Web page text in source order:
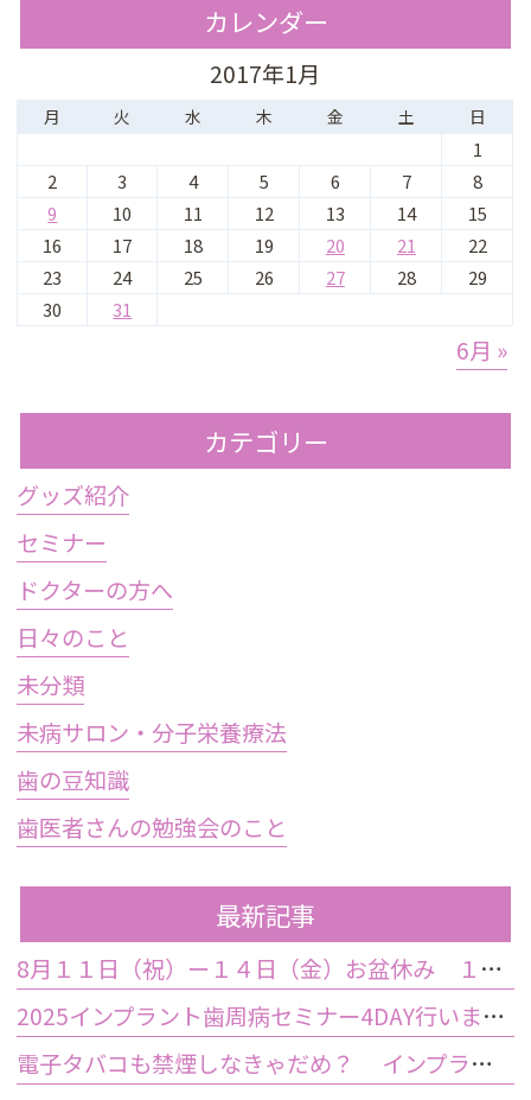
カレンダー
2017年1月
月 火 水 木 金 土 日
1
2
3 4 5 6 7
8
9
10 11 12 13 14
15
16
17 18 19 20 21
22
23
24 25 26 27 28
29
30
31
6月 »
カテゴリー
グッズ紹介
セミナー
ドクターの方へ
日々のこと
未分類
未病サロン・分子栄養療法
歯の豆知識
歯医者さんの勉強会のこと
最新記事
8月１１日（祝）ー１４日（金）お盆休み １５日土曜日から診療しております
2025インプラント歯周病セミナー4DAY行いました
電子タバコも禁煙しなきゃだめ？ インプラント手術前後の喫煙が及ぼす影響とは？